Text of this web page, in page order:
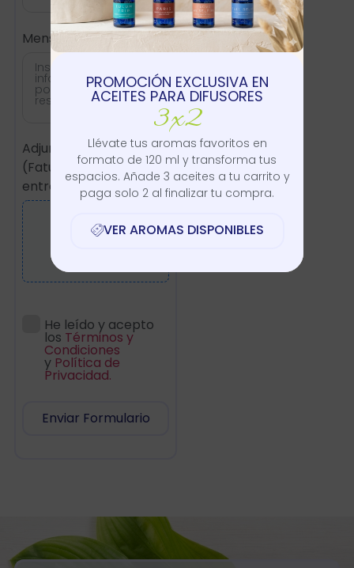
Mensaje
Adjunte si lo necesita
(Faturas, evidencias de
entregas, etc)
Adjuntar
He leído y acepto
los Términos y
Condiciones
y Política de
Privacidad.
Enviar Formulario
PROMOCIÓN EXCLUSIVA EN
ACEITES PARA DIFUSORES
3x2
Llévate tus aromas favoritos en
formato de 120 ml y transforma tus
espacios. Añade 3 aceites a tu carrito y
paga solo 2 al finalizar tu compra.
VER AROMAS DISPONIBLES